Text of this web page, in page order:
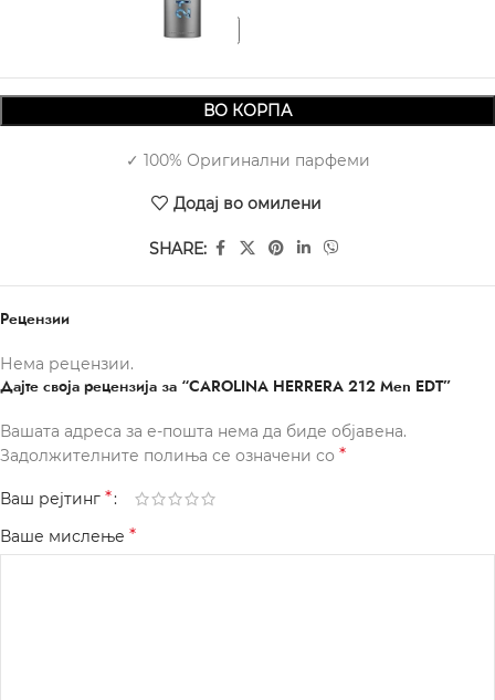
ВО КОРПА
✓ 100% Оригинални парфеми
Додај во омилени
SHARE:
Рецензии
Нема рецензии.
Дајте своја рецензија за “CAROLINA HERRERA 212 Men EDT”
Вашата адреса за е-пошта нема да биде објавена.
Задолжителните полиња се означени со *
Ваш рејтинг *
Ваше мислење *